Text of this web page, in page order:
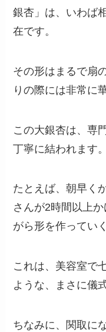
銀杏」は、いわば
在です。
その形はまるで扇
りの際には非常に
この大銀杏は、専
丁寧に結われます。
たとえば、朝早く
さんが2時間以上
がら形を作ってい
これは、美容室で
ような、まさに儀
ちなみに、関取に